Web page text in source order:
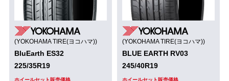
(YOKOHAMA TIRE(ヨコハマ))
BluEarth ES32
225/35R19
ホイールセット販売価格
(YOKOHAMA TIRE(ヨコハマ))
BLUE EARTH RV03
245/40R19
ホイールセット販売価格